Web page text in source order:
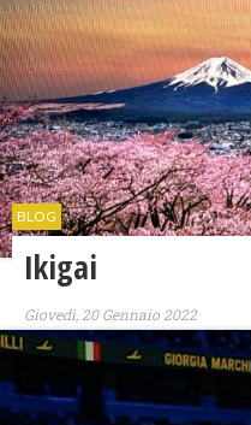
BLOG
Ikigai
Giovedì, 20 Gennaio 2022